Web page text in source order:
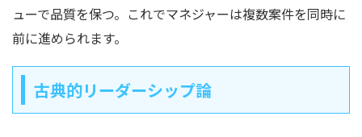
ューで品質を保つ。これでマネジャーは複数案件を同時に
前に進められます。
古典的リーダーシップ論